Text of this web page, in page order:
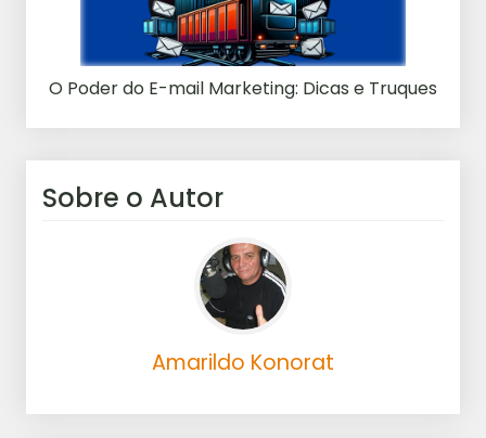
O Poder do E-mail Marketing: Dicas e Truques
Sobre o Autor
Amarildo Konorat